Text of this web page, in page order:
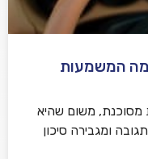
המשמעות
מסוכנת, משום שהיא
ומגבירה סיכון